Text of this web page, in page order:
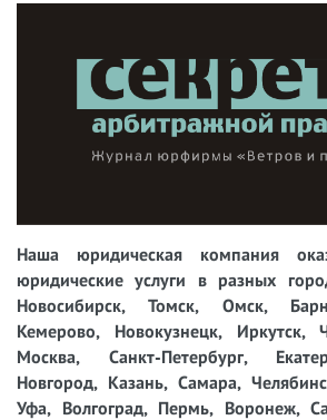
Наша юридическая компания
юридические услуги в разных
Новосибирск, Томск, Омск,
Кемерово, Новокузнецк, Иркутск,
Москва, Санкт-Петербург,
Новгород, Казань, Самара,
Уфа, Волгоград, Пермь, Воронеж,